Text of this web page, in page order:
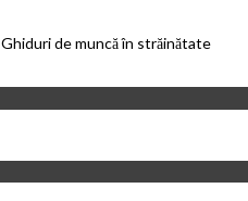
Ghiduri de muncă în străinătate